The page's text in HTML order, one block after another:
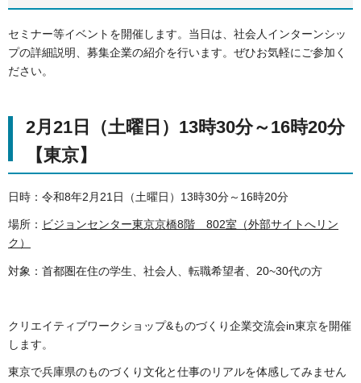
セミナー等イベントを開催します。当日は、社会人インターンシッ
プの詳細説明、募集企業の紹介を行います。ぜひお気軽にご参加く
ださい。
2月21日（土曜日）13時30分～16時20分
【東京】
日時：令和8年2月21日（土曜日）13時30分～16時20分
場所： ビジョンセンター東京京橋8階 802室（外部サイトへリン
ク）
対象：首都圏在住の学生、社会人、転職希望者、20~30代の方
クリエイティブワークショップ&ものづくり企業交流会in東京を開催
します。
東京で兵庫県のものづくり文化と仕事のリアルを体感してみません